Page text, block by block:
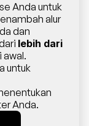
Anda untuk
alur
dan
lebih dari
awal.
untuk
Anda.